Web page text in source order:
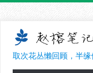
取次花丛懒回顾，半缘